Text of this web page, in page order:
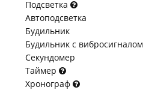
Подсветка
Автоподсветка
Будильник
Будильник с вибросигналом
Секундомер
Таймер
Хронограф